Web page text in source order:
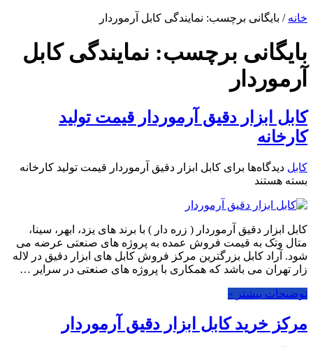
خانه / بایگانی برچسب: نمایندگی کابل آرموردار
بایگانی برچسب: نمایندگی کابل
آرموردار
کابل ابزار دقیق آرموردار قیمت تولید
کارخانه
کابل دیدگاه‌ها برای کابل ابزار دقیق آرموردار قیمت تولید کارخانه
بسته هستند
کابل ابزار دقیق آرموردار ( زره دار ) با برند های یزد، ابهر، سینا،
متال وتک به قیمت فروش عمده به پروژه های صنعتی عرضه می
شود. آراد کابل بزرگترین مرکز فروش کابل های ابزار دقیق در لاله
زار تهران می باشد که همکاری با پروژه های صنعتی در سرایر …
توضیحات بیشتر »
مرکز خرید کابل ابزار دقیق آرموردار